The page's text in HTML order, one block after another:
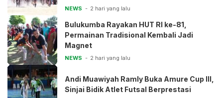
NEWS 2 hari yang lalu
Bulukumba Rayakan HUT RI ke-81,
Permainan Tradisional Kembali Jadi
Magnet
NEWS 2 hari yang lalu
Andi Muawiyah Ramly Buka Amure Cup III,
Sinjai Bidik Atlet Futsal Berprestasi